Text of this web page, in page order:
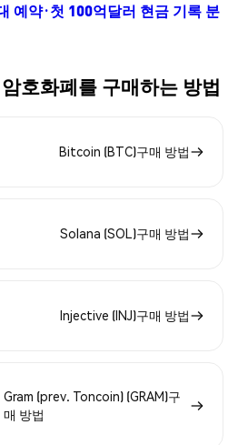
예약·첫 100억달러 현금 기록 분
호화폐를 구매하는 방법
Bitcoin (BTC)구매 방법
Solana (SOL)구매 방법
Injective (INJ)구매 방법
Gram (prev. Toncoin) (GRAM)구
매 방법